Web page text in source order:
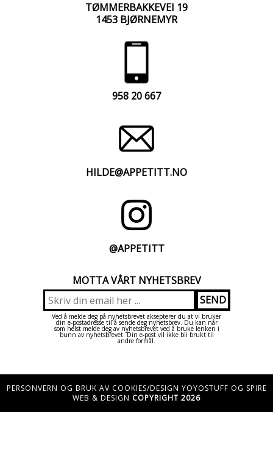
TØMMERBAKKEVEI 19
1453 BJØRNEMYR
958 20 667
HILDE@APPETITT.NO
@APPETITT
MOTTA VÅRT NYHETSBREV
Ved å melde deg på nyhetsbrevet aksepterer du at vi bruker
din e-postadresse til å sende deg nyhetsbrev. Du kan når
som helst melde deg av nyhetsbrevet ved å bruke lenken i
bunn av nyhetsbrevet. Din e-post vil ikke bli brukt til
andre formål.
PERSONVERN OG BRUK AV COOKIES/DESIGN YOYOSTUFF OG SPIRE
WEB & DESIGN COPYRIGHT 2026